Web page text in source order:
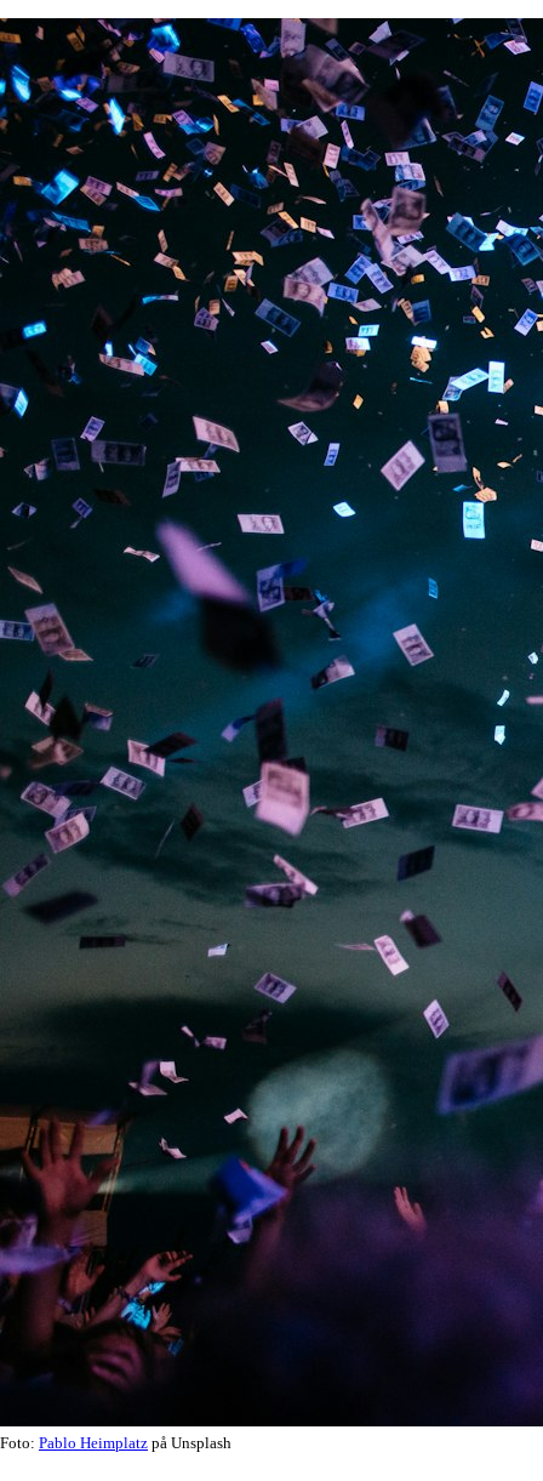
Foto: Pablo Heimplatz på Unsplash